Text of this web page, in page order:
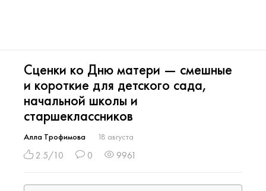
Сценки ко Дню матери — смешные
и короткие для детского сада,
начальной школы и
старшеклассников
Алла Трофимова 18 августа
2.5/10 0 9961